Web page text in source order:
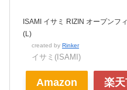
ISAMI イサミ RIZIN オープンフ
(L)
created by Rinker
イサミ(ISAMI)
Amazon 楽